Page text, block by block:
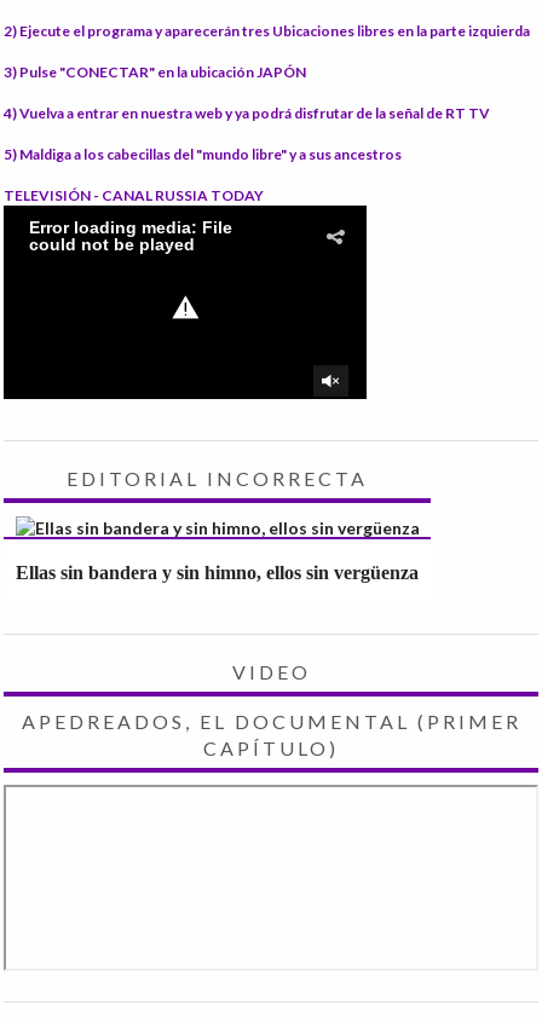
2) Ejecute el programay aparecerán tres Ubicaciones libres en la parte izquierda
3) Pulse "CONECTAR" en la ubicación JAPÓN
4) Vuelva a entrar en nuestra weby ya podrá disfrutar de la señal de RT TV
5) Maldigaa los cabecillas del "mundo libre" y a sus ancestros
TELEVISIÓN - CANAL RUSSIA TODAY
EDITORIAL INCORRECTA
Ellas sin bandera y sin himno, ellos sin vergüenza
VIDEO
APEDREADOS, EL DOCUMENTAL (PRIMER
CAPÍTULO)